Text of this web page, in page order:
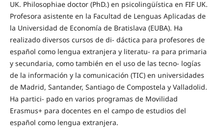
UK. Philosophiae doctor (PhD.) en psicolingüística en FIF UK.
Profesora asistente en la Facultad de Lenguas Aplicadas de
la Universidad de Economía de Bratislava (EUBA). Ha
realizado diversos cursos de di- dáctica para profesores de
español como lengua extranjera y literatu- ra para primaria
y secundaria, como también en el uso de las tecno- logías
de la información y la comunicación (TIC) en universidades
de Madrid, Santander, Santiago de Compostela y Valladolid.
Ha partici- pado en varios programas de Movilidad
Erasmus+ para docentes en el campo de estudios del
español como lengua extranjera.